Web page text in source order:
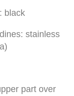
black
stainless
part over